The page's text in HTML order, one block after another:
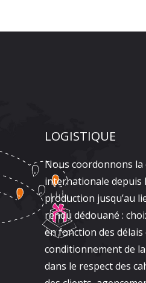
LOGISTIQUE
Nous coordonnons
internationale depuis
production jusqu’au
rendu dédouané :
en fonction des délais
conditionnement de
dans le respect des